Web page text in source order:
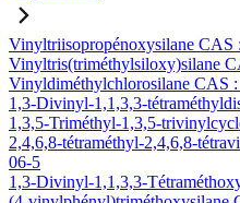
Vinyltriisopropénoxysilane CAS
Vinyltris(triméthylsiloxy)silane
Vinyldiméthylchlorosilane CAS
1,3-Divinyl-1,1,3,3-
1,3,5-Triméthyl-1,3,5-
2,4,6,8-tétraméthyl-2,4,6,8-
06-5
1,3-Divinyl-1,1,3,3-